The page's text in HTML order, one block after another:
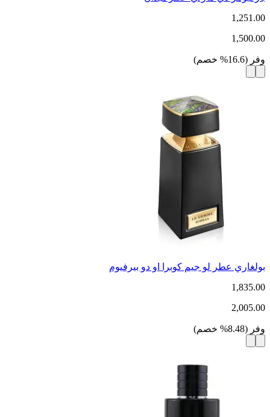
1,251.00
1,500.00
وفر (
16.6
% خصم)
بولغاري عطر لو جيم كوبرا او دو بيرفيوم
1,835.00
2,005.00
وفر (
8.48
% خصم)